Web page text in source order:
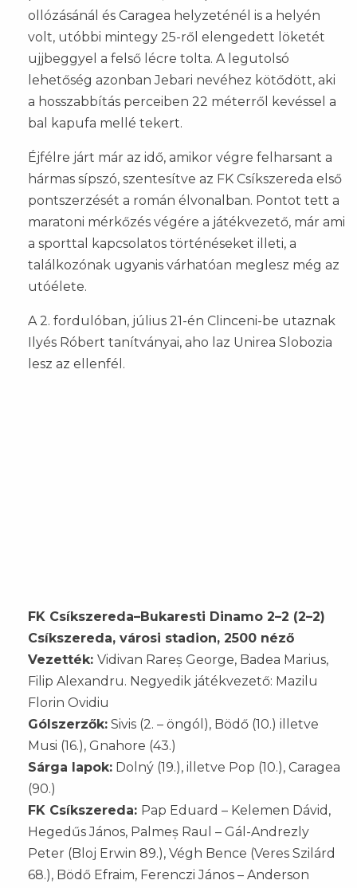
ollózásánál és Caragea helyzeténél is a helyén
volt, utóbbi mintegy 25-ről elengedett löketét
ujjbeggyel a felső lécre tolta. A legutolsó
lehetőség azonban Jebari nevéhez kötődött, aki
a hosszabbítás perceiben 22 méterről kevéssel a
bal kapufa mellé tekert.
Éjfélre járt már az idő, amikor végre felharsant a
hármas sípszó, szentesítve az FK Csíkszereda első
pontszerzését a román élvonalban. Pontot tett a
maratoni mérkőzés végére a játékvezető, már ami
a sporttal kapcsolatos történéseket illeti, a
találkozónak ugyanis várhatóan meglesz még az
utóélete.
A 2. fordulóban, július 21-én Clinceni-be utaznak
Ilyés Róbert tanítványai, aho laz Unirea Slobozia
lesz az ellenfél.
FK Csíkszereda–Bukaresti Dinamo 2–2 (2–2)
Csíkszereda, városi stadion, 2500 néző
Vezették: Vidivan Rareș George, Badea Marius,
Filip Alexandru. Negyedik játékvezető: Mazilu
Florin Ovidiu
Gólszerzők: Sivis (2. – öngól), Bödő (10.) illetve
Musi (16.), Gnahore (43.)
Sárga lapok: Dolný (19.), illetve Pop (10.), Caragea
(90.)
FK Csíkszereda: Pap Eduard – Kelemen Dávid,
Hegedűs János, Palmeș Raul – Gál-Andrezly
Peter (Bloj Erwin 89.), Végh Bence (Veres Szilárd
68.), Bödő Efraim, Ferenczi János – Anderson